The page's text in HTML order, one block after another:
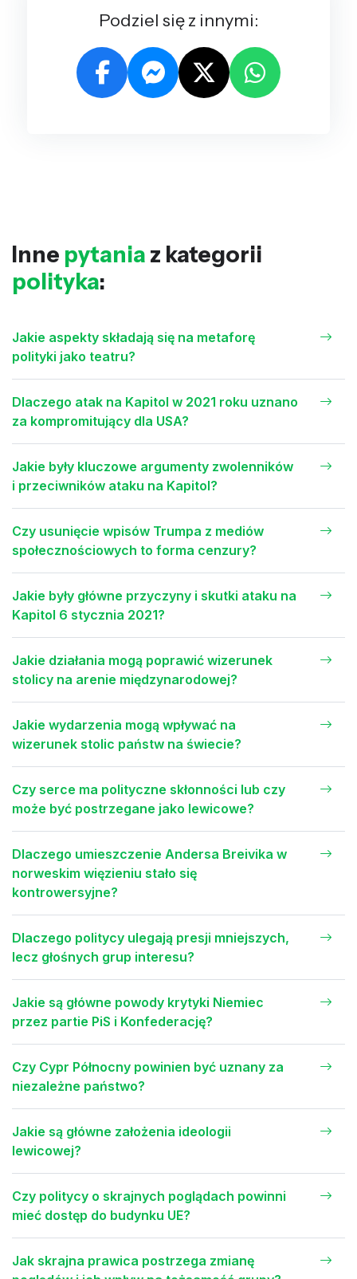
Podziel się z innymi:
Inne pytania z kategorii
polityka:
Jakie aspekty składają się na metaforę
polityki jako teatru?
Dlaczego atak na Kapitol w 2021 roku uznano
za kompromitujący dla USA?
Jakie były kluczowe argumenty zwolenników
i przeciwników ataku na Kapitol?
Czy usunięcie wpisów Trumpa z mediów
społecznościowych to forma cenzury?
Jakie były główne przyczyny i skutki ataku na
Kapitol 6 stycznia 2021?
Jakie działania mogą poprawić wizerunek
stolicy na arenie międzynarodowej?
Jakie wydarzenia mogą wpływać na
wizerunek stolic państw na świecie?
Czy serce ma polityczne skłonności lub czy
może być postrzegane jako lewicowe?
Dlaczego umieszczenie Andersa Breivika w
norweskim więzieniu stało się
kontrowersyjne?
Dlaczego politycy ulegają presji mniejszych,
lecz głośnych grup interesu?
Jakie są główne powody krytyki Niemiec
przez partie PiS i Konfederację?
Czy Cypr Północny powinien być uznany za
niezależne państwo?
Jakie są główne założenia ideologii
lewicowej?
Czy politycy o skrajnych poglądach powinni
mieć dostęp do budynku UE?
Jak skrajna prawica postrzega zmianę